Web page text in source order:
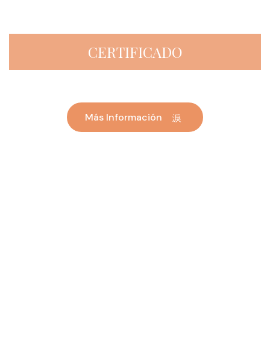
CERTIFICADO
Más Información